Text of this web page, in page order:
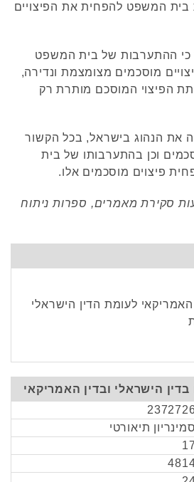
בית המשפט להפחית את הפיצויים
ההתערבות של בית המשפט
מוסכמים מצומצמת ונדירה,
הפיצוי המוסכם מותרת רק
את הנהוג בישראל, בכל הקשור
וכן בהתערבותו של בית
פיצוים מוסכמים אלו.
סקירת מאמרים, ספרות ניתוח
לעומת הדין הישראלי
בדין הישראלי ובדין האמריקאי
סמינריון תיאורטי
17